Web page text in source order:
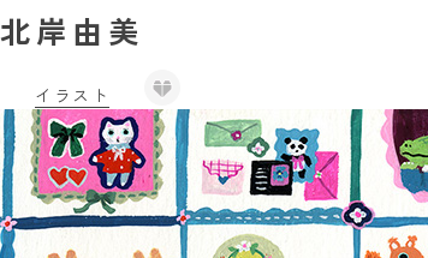
北岸由美
イラスト